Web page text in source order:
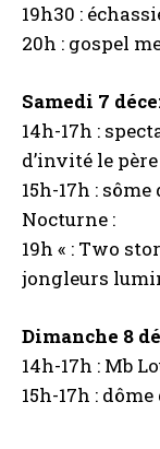
19h30 :
20h : gospel
Samedi 7
14h-17h :
d’invité le
15h-17h :
Nocturne :
19h « : Two
jongleurs
Dimanche 8
14h-17h : Mb
15h-17h :